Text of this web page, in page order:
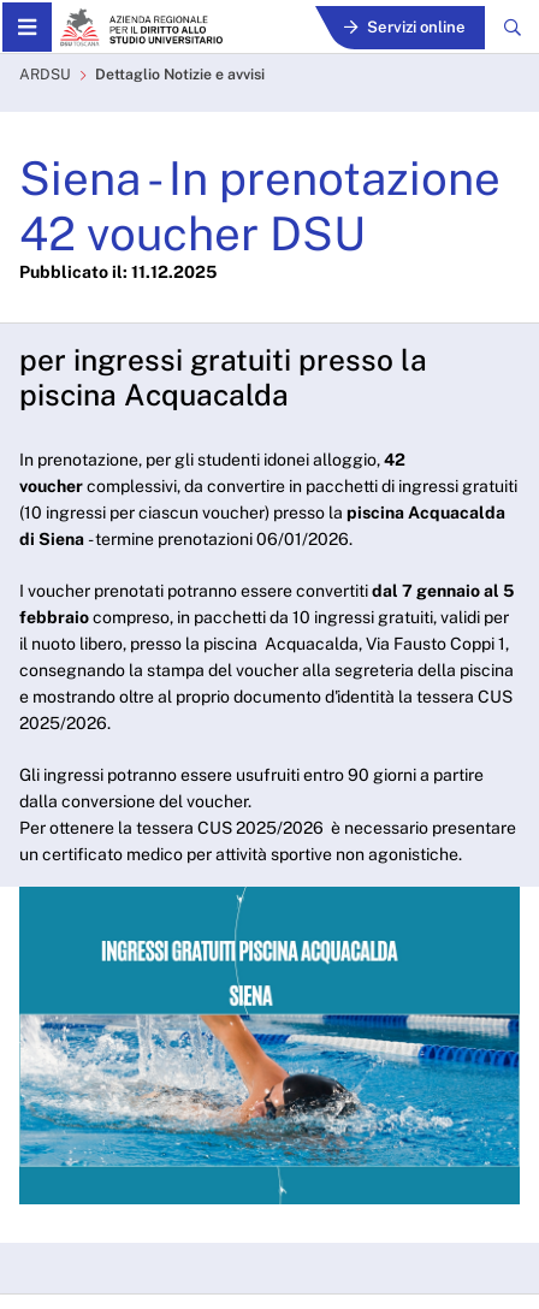
Skip to Main Content Servizi online
Siena - In prenotazione 42
ARDSU Dettaglio Notizie e avvisi
Siena - In prenotazione
42 voucher DSU
Pubblicato il: 11.12.2025
per ingressi gratuiti presso la
piscina Acquacalda
In prenotazione, per gli studenti idonei alloggio,42
vouchercomplessivi, da convertire in pacchetti di ingressi gratuiti
(10 ingressi per ciascun voucher) presso la piscina Acquacalda
di Siena- termine prenotazioni 06/01/2026.
I voucher prenotati potranno essere convertitidal 7 gennaio al 5
febbraiocompreso, in pacchetti da 10 ingressi gratuiti, validi per
il nuoto libero, presso la piscina Acquacalda, Via Fausto Coppi 1,
consegnando la stampa del voucher alla segreteria della piscina
e mostrando oltre al proprio documento d'identità la tessera CUS
2025/2026.
Gli ingressi potranno essere usufruiti entro 90 giorni a partire
dalla conversione del voucher.
Per ottenere la tessera CUS 2025/2026 è necessario presentare
un certificato medico per attività sportive non agonistiche.